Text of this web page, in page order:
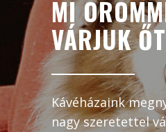
MI
VÁRJUK
Kávéházaink
nagy szeretettel